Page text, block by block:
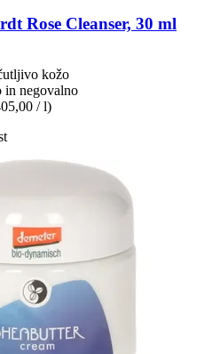
Rose Cleanser, 30 ml
kožo
in negovalno
/ l)